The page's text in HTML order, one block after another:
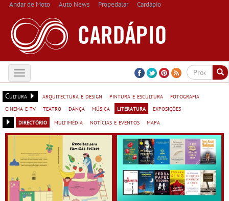
Andar de Moto Auto News Propedalar Cardápio
Toggle
navigation
Cultura
arquitectura e design pintura e escultura
fotografia
cinema e tv
teatro dança música literatura
exposições
directório
multimédia notícias e eventos mapa